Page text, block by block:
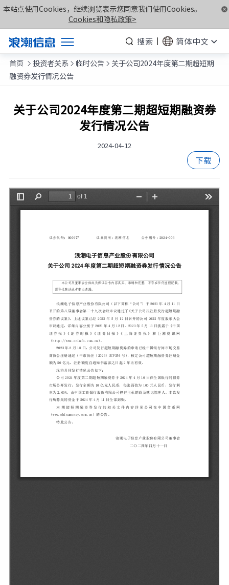
本站点使用Cookies，继续浏览表示您同意我们使用Cookies。
Cookies和隐私政策>
搜索
简体中文
产品
解决方案
服务支持
元脑品牌升级公告
首页  投资者关系 临时公告 关于公司2024年度第二期超短期
融资券发行情况公告
关于公司2024年度第二期超短期融资券
发行情况公告
2024-04-12
下载